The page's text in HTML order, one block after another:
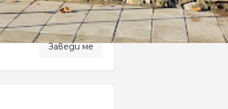
©OpenStreetMapcontributors
Заведи ме
Настаняване